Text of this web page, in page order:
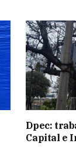
Dpec:
Capital e